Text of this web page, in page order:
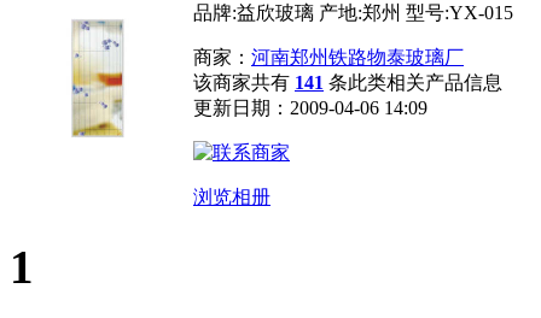
品牌:益欣玻璃 产地:郑州 型号:YX-015
商家： 河南郑州铁路物泰玻璃厂
该商家共有 141 条此类相关产品信息
更新日期：2009-04-06 14:09
浏览相册
1